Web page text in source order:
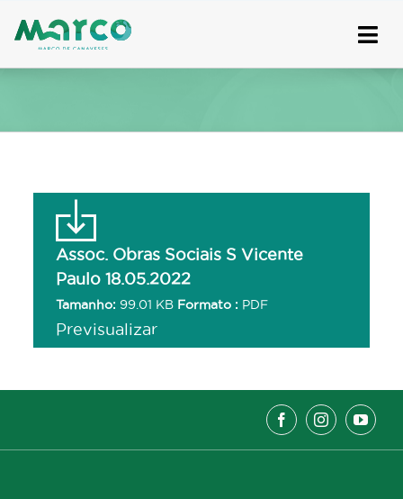
to
Assoc. Obras Sociais S Vicente
Paulo 18.05.2022
Tamanho: 99.01 KB Formato : PDF
Previsualizar